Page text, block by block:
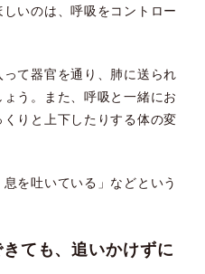
いのは、呼吸をコントロー
て器官を通り、肺に送られ
う。また、呼吸と一緒にお
りと上下したりする体の変
を吐いている」などという
ても、追いかけずに